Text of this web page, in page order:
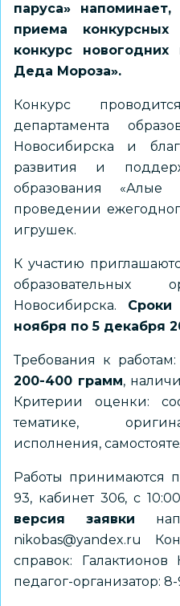
паруса»
приема
конкурс новогодних
Деда Мороза».
Конкурс
департамента
Новосибирска и
развития и
образования «Алые
проведении
игрушек.
К участию
образовательных
Новосибирска.
ноября по 5 декабря
Требования к
200-400 грамм,
Критерии оценки:
тематике,
исполнения,
Работы принимаются
93, кабинет 306, с
версия заявки
nikobas@yandex.ru
справок:
педагог-организатор: 8-